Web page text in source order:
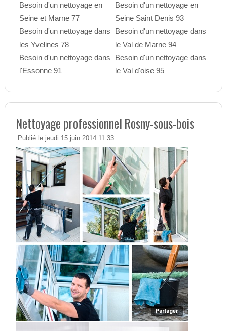
Besoin d'un nettoyage en
Seine et Marne 77
Besoin d'un nettoyage dans
les Yvelines 78
Besoin d'un nettoyage dans
l'Essonne 91
Besoin d'un nettoyage en
Seine Saint Denis 93
Besoin d'un nettoyage dans
le Val de Marne 94
Besoin d'un nettoyage dans
le Val d'oise 95
Nettoyage professionnel Rosny-sous-bois
Publié le jeudi 15 juin 2014 11:33